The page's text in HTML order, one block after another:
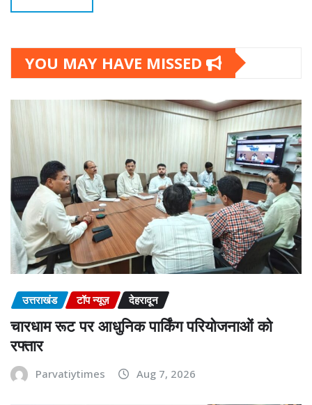
YOU MAY HAVE MISSED
उत्तराखंड टॉप न्यूज़ देहरादून
चारधाम रूट पर आधुनिक पार्किंग परियोजनाओं को
रफ्तार
Parvatiytimes Aug 7, 2026